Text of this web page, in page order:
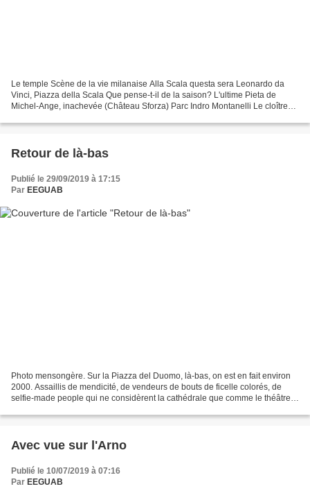
Le temple Scène de la vie milanaise Alla Scala questa sera Leonardo da
Vinci, Piazza della Scala Que pense-t-il de la saison? L'ultime Pieta de
Michel-Ange, inachevée (Château Sforza) Parc Indro Montanelli Le cloître
Retour de là-bas
Publié le 29/09/2019 à 17:15
Par EEGUAB
Photo mensongère. Sur la Piazza del Duomo, là-bas, on est en fait environ
2000. Assaillis de mendicité, de vendeurs de bouts de ficelle colorés, de
selfie-made people qui ne considèrent la cathédrale que comme le théâtre
Avec vue sur l'Arno
Publié le 10/07/2019 à 07:16
Par EEGUAB